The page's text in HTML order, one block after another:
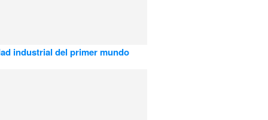
industrial del primer mundo